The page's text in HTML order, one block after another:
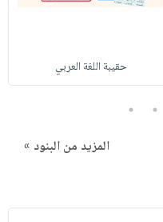
حقيبة اللغة العربي
4
5
المزيد من البنود »